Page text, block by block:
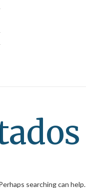
searching can help.